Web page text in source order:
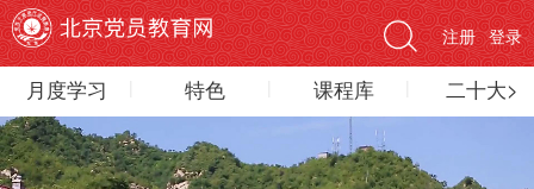
登录
注册
月度学习 特色 课程库 二十大>